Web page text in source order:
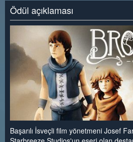
Ödül açıklaması
Başarılı İsveçli film yönetmeni Josef